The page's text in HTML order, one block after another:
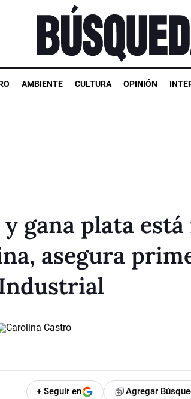
AMBIENTE CULTURA OPINIÓN
gana plata
asegura
+ Seguir en Agregar